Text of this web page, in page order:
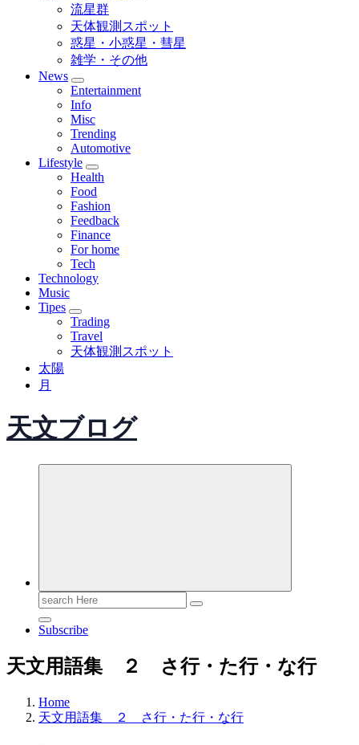
流星群
天体観測スポット
惑星・小惑星・彗星
雑学・その他
News
Entertainment
Info
Misc
Trending
Automotive
Lifestyle
Health
Food
Fashion
Feedback
Finance
For home
Tech
Technology
Music
Tipes
Trading
Travel
天体観測スポット
太陽
月
天文ブログ
Search
for:
Subscribe
天文用語集 ２ さ行・た行・な行
Home
天文用語集 ２ さ行・た行・な行